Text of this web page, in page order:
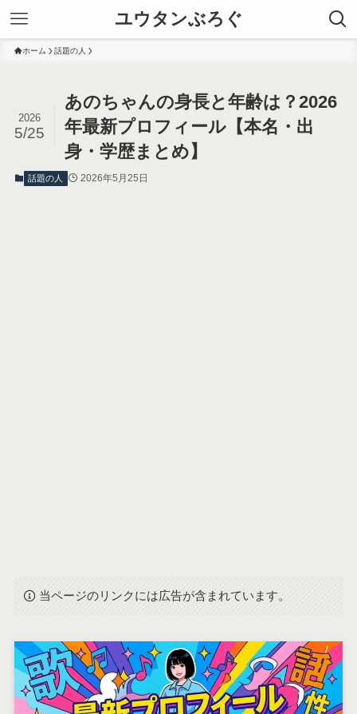
ユウタンぶろぐ
ホーム 話題の人
あのちゃんの身長と年齢は？2026
年最新プロフィール【本名・出
身・学歴まとめ】
2026
5/25
話題の人 2026年5月25日
当ページのリンクには広告が含まれています。